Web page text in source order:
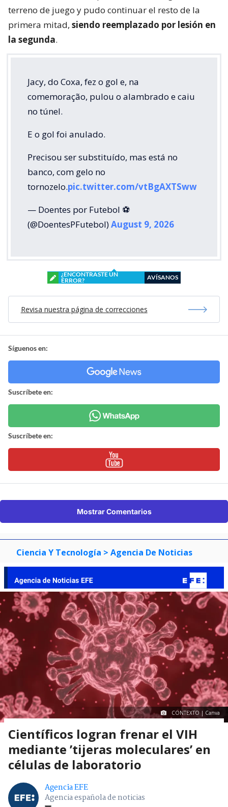
terreno de juego y pudo continuar el resto de la
primera mitad, siendo reemplazado por lesión en
la segunda.
Jacy, do Coxa, fez o gol e, na
comemoração, pulou o alambrado e caiu
no túnel.
E o gol foi anulado.
Precisou ser substituído, mas está no
banco, com gelo no
tornozelo.pic.twitter.com/vtBgAXTSww
— Doentes por Futebol ⚽
(@DoentesPFutebol)August 9, 2026
¿ENCONTRASTE UN
ERROR?
AVÍSANOS
Revisa nuestra página de correcciones
Síguenos en:
Suscríbete en:
Suscríbete en:
Mostrar Comentarios
Ciencia Y Tecnología > Agencia De Noticias
CONTEXTO | Canva
Científicos logran frenar el VIH
mediante ’tijeras moleculares’ en
células de laboratorio
Agencia EFE
Agencia española de noticias